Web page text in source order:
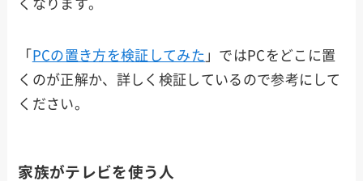
くなります。
「 PCの置き方を検証してみた 」ではPCをどこに置
くのが正解か、詳しく検証しているので参考にして
ください。
家族がテレビを使う人